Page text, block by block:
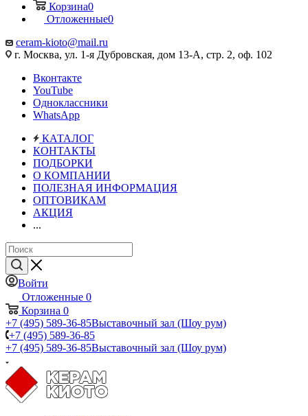
Корзина0
Отложенные0
ceram-kioto@mail.ru
г. Москва, ул. 1-я Дубровская, дом 13-А, стр. 2, оф. 102
Вконтакте
YouTube
Одноклассники
WhatsApp
КАТАЛОГ
КОНТАКТЫ
ПОДБОРКИ
О КОМПАНИИ
ПОЛЕЗНАЯ ИНФОРМАЦИЯ
ОПТОВИКАМ
АКЦИЯ
...
Войти
Отложенные 0
Корзина 0
+7 (495) 589-36-85Выставочный зал (Шоу рум)
+7 (495) 589-36-85
+7 (495) 589-36-85Выставочный зал (Шоу рум)